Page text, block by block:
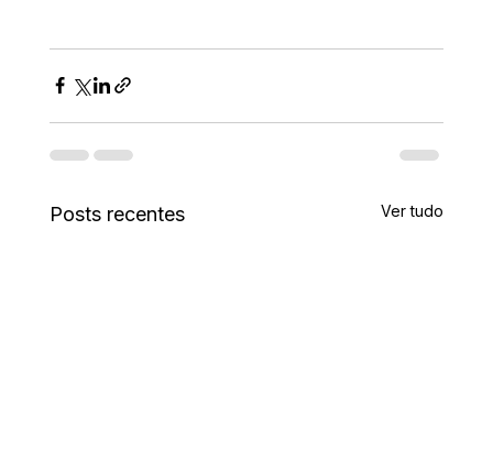
Posts recentes Ver tudo